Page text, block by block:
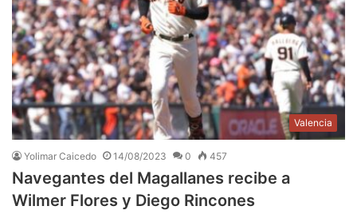
Valencia
Yolimar Caicedo 14/08/2023 0 457
Navegantes del Magallanes recibe a
Wilmer Flores y Diego Rincones